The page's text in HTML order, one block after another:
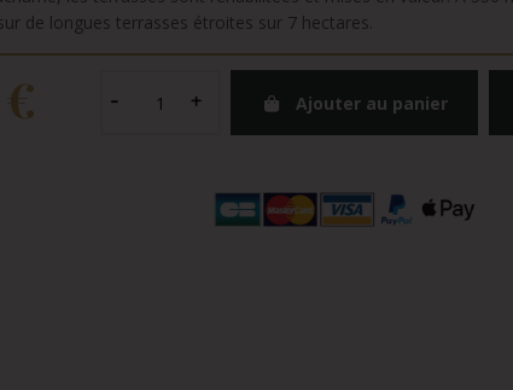
de longues terrasses étroites sur 7 hectares.
Ajouter au panier